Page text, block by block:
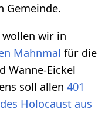
Gemeinde.
wollen wir in
Mahnmal für die
Wanne-Eickel
soll allen 401
Holocaust aus